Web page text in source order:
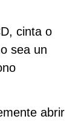
cinta o
sea un
abrir